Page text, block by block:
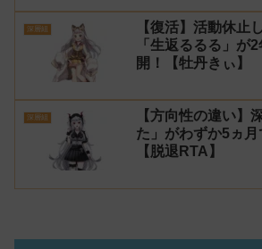
深層組
【復活】活動休止
「生返るるる」が
開！【牡丹きぃ】
深層組
【方向性の違い】
た」がわずか5ヵ月
【脱退RTA】